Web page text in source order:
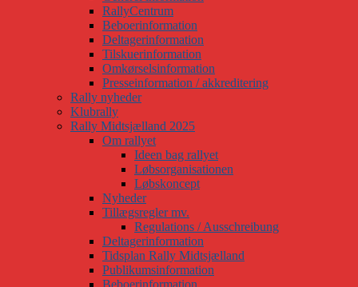
RallyCentrum
Beboerinformation
Deltagerinformation
Tilskuerinformation
Omkørselsinformation
Presseinformation / akkreditering
Rally nyheder
Klubrally
Rally Midtsjælland 2025
Om rallyet
Ideen bag rallyet
Løbsorganisationen
Løbskoncept
Nyheder
Tillægsregler mv.
Regulations / Ausschreibung
Deltagerinformation
Tidsplan Rally Midtsjælland
Publikumsinformation
Beboerinformation